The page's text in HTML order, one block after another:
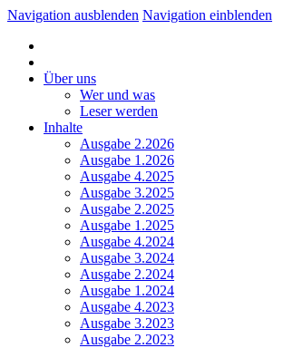
Navigation ausblenden Navigation einblenden
Über uns
Wer und was
Leser werden
Inhalte
Ausgabe 2.2026
Ausgabe 1.2026
Ausgabe 4.2025
Ausgabe 3.2025
Ausgabe 2.2025
Ausgabe 1.2025
Ausgabe 4.2024
Ausgabe 3.2024
Ausgabe 2.2024
Ausgabe 1.2024
Ausgabe 4.2023
Ausgabe 3.2023
Ausgabe 2.2023